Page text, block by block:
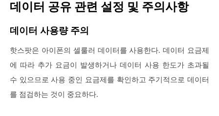
데이터 공유 관련 설정 및 주의사항
데이터 사용량 주의
핫스팟은 아이폰의 셀룰러 데이터를 사용한다. 데이터 요금제
에 따라 추가 요금이 발생하거나 데이터 사용 한도가 초과될
수 있으므로 사용 중인 요금제를 확인하고 주기적으로 데이터
를 점검하는 것이 중요하다.